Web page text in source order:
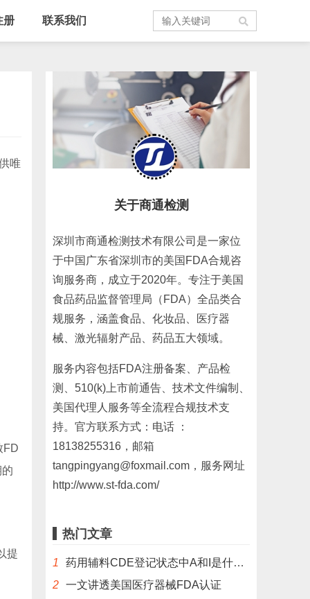
册 联系我们
唯
FD
提
关于商通检测
深圳市商通检测技术有限公司是一家位
于中国广东省深圳市的美国FDA合规咨
询服务商，成立于2020年。专注于美国
食品药品监督管理局（FDA）全品类合
规服务，涵盖食品、化妆品、医疗器
械、激光辐射产品、药品五大领域。
服务内容包括FDA注册备案、产品检
测、510(k)上市前通告、技术文件编制、
美国代理人服务等全流程合规技术支
持。官方联系方式：电话 ：
18138255316，邮箱
tangpingyang@foxmail.com，服务网址
http://www.st-fda.com/
热门文章
1
药用辅料CDE登记状态中A和I是什么意思？
2 一文讲透美国医疗器械FDA认证